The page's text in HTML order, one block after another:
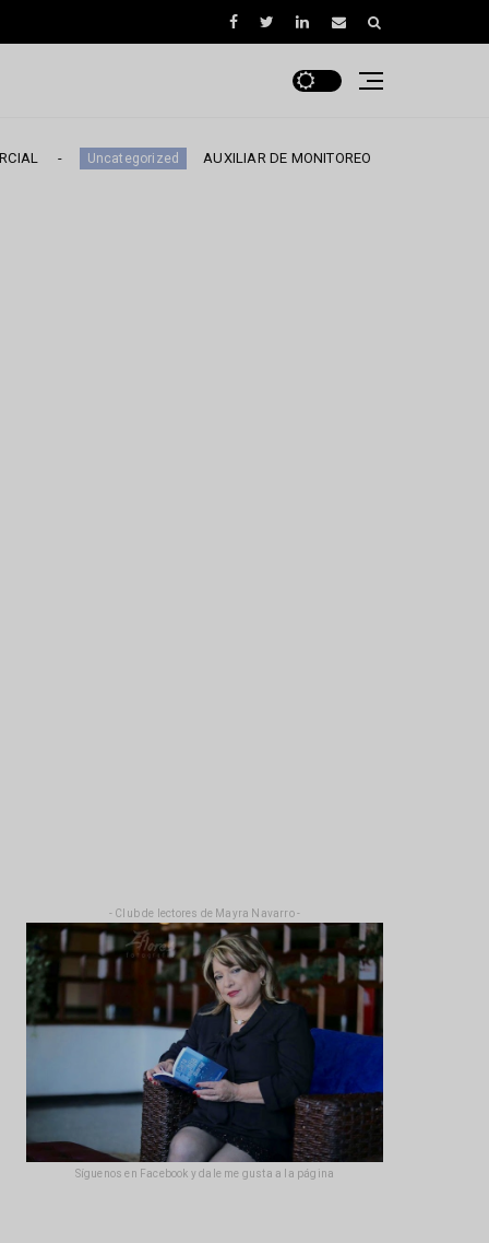
AUXILIAR DE MONITOREO Uncategorized
- Club de lectores de Mayra Navarro -
Síguenos en Facebook y dale me gusta a la página